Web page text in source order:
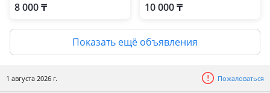
8 000 ₸ 10 000 ₸
Показать ещё объявления
1 августа 2026 г. Пожаловаться